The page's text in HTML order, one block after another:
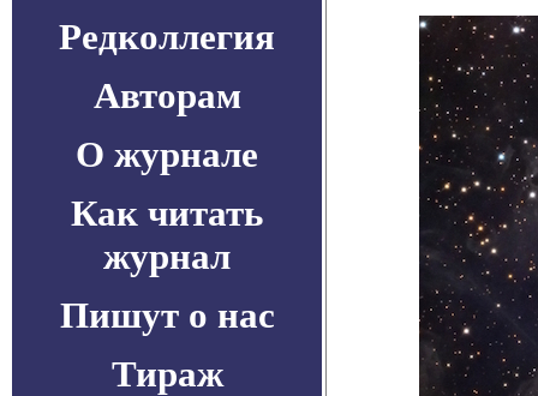
Редколлегия
Авторам
О журнале
Как читать
журнал
Пишут о нас
Тираж